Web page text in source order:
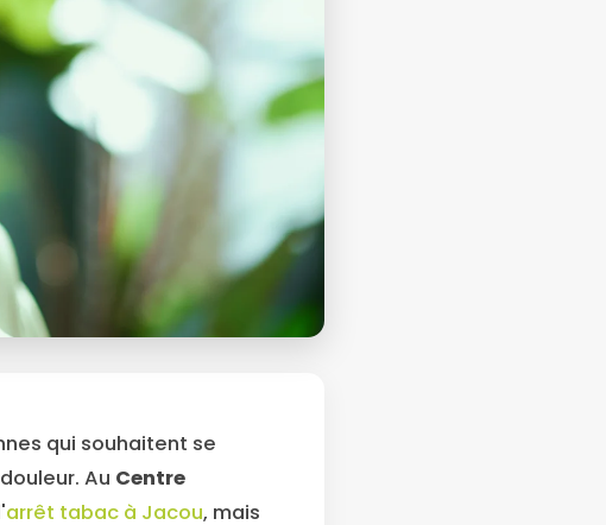
qui souhaitent se
Au Centre
arrêt tabac à Jacou, mais